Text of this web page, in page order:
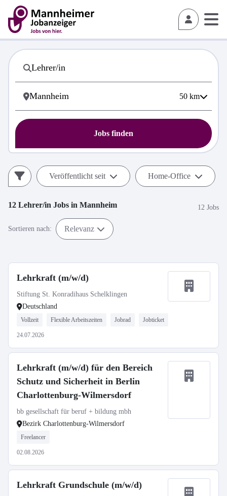
50 km
Jobs finden
Veröffentlicht seit Home-Office
12 Lehrer/in Jobs in Mannheim 12 Jobs
Sortieren nach: Relevanz
Lehrkraft (m/w/d)
Stiftung St. Konradihaus Schelklingen
Deutschland
Vollzeit Flexible Arbeitszeiten Jobrad Jobticket
24.07.2026
Lehrkraft (m/w/d) für den Bereich
Schutz und Sicherheit in Berlin
Charlottenburg-Wilmersdorf
bb gesellschaft für beruf + bildung mbh
Bezirk Charlottenburg-Wilmersdorf
Freelancer
02.08.2026
Lehrkraft Grundschule (m/w/d)